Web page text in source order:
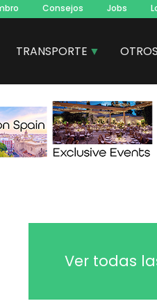
Consejos Jobs
TRANSPORTE
Ver todas